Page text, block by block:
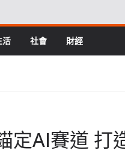
活 社會 財經
定AI賽道 打